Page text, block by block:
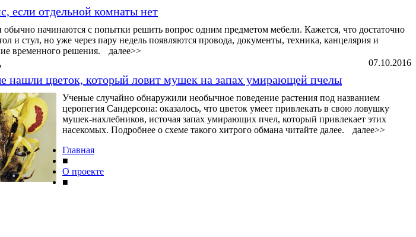
если отдельной комнаты нет
начинаются с попытки решить вопрос одним предметом мебели. Кажется, что достаточно
и стул, но уже через пару недель появляются провода, документы, техника, канцелярия и
временного решения.
далее>>
07.10.2016
нашли цветок, который ловит мушек на запах умирающей пчелы
Ученые случайно обнаружили необычное поведение растения под названием
церопегия Сандерсона: оказалось, что цветок умеет привлекать в свою ловушку
мушек-нахлебников, источая запах умирающих пчел, который привлекает этих
насекомых. Подробнее о схеме такого хитрого обмана читайте далее.
далее>>
Главная
■
О проекте
■